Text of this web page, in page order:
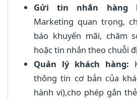
Gửi tin nhắn hàng
Marketing quan trọng,
báo khuyến mãi, chăm
hoặc tin nhắn theo chuỗi
Quản lý khách hàng:
thông tin cơ bản của
hành vi),cho phép gắn